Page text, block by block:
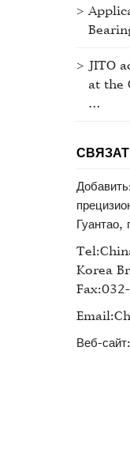
JITO
at the
…
Гуантао,
Korea
Веб-